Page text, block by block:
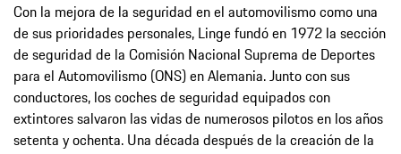
Con la mejora de la seguridad en el automovilismo como una
de sus prioridades personales, Linge fundó en 1972 la sección
de seguridad de la Comisión Nacional Suprema de Deportes
para el Automovilismo (ONS) en Alemania. Junto con sus
conductores, los coches de seguridad equipados con
extintores salvaron las vidas de numerosos pilotos en los años
setenta y ochenta. Una década después de la creación de la